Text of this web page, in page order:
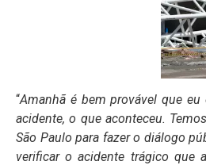
“Amanhã é bem provável que
acidente, o que aconteceu.
São Paulo para fazer o diálogo
verificar o acidente trágico que